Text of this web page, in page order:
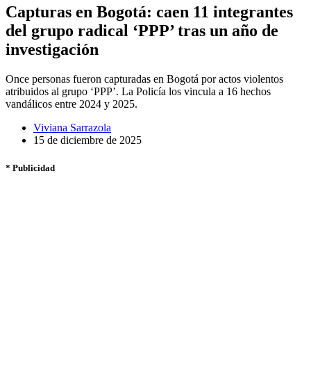
Capturas en Bogotá: caen 11 integrantes
del grupo radical ‘PPP’ tras un año de
investigación
Once personas fueron capturadas en Bogotá por actos violentos
atribuidos al grupo ‘PPP’. La Policía los vincula a 16 hechos
vandálicos entre 2024 y 2025.
Viviana Sarrazola
15 de diciembre de 2025
* Publicidad